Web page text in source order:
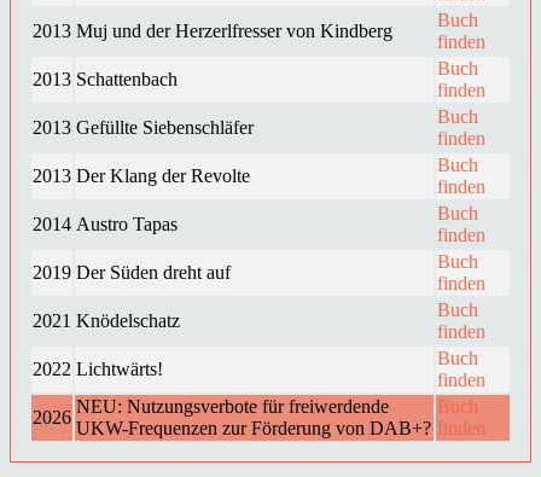
2013 Muj und der Herzerlfresser von Kindberg
Buch
finden
2013 Schattenbach
Buch
finden
2013 Gefüllte Siebenschläfer
Buch
finden
2013 Der Klang der Revolte
Buch
finden
2014 Austro Tapas
Buch
finden
2019 Der Süden dreht auf
Buch
finden
2021 Knödelschatz
Buch
finden
2022 Lichtwärts!
Buch
finden
2026
NEU: Nutzungsverbote für freiwerdende
UKW-Frequenzen zur Förderung von DAB+?
Buch
finden